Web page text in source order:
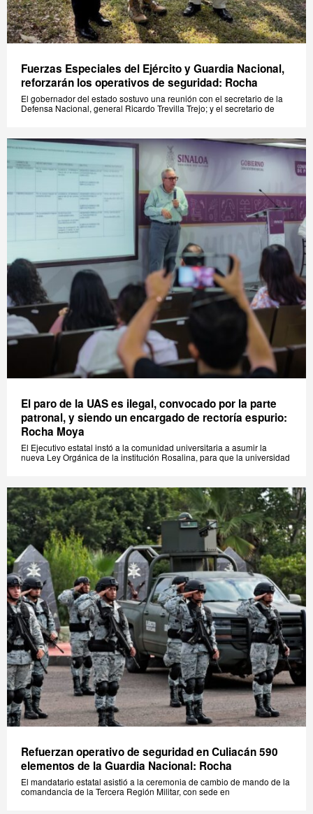
Fuerzas Especiales del Ejército y Guardia Nacional,
reforzarán los operativos de seguridad: Rocha
El gobernador del estado sostuvo una reunión con el secretario de la
Defensa Nacional, general Ricardo Trevilla Trejo; y el secretario de
El paro de la UAS es ilegal, convocado por la parte
patronal, y siendo un encargado de rectoría espurio:
Rocha Moya
El Ejecutivo estatal instó a la comunidad universitaria a asumir la
nueva Ley Orgánica de la institución Rosalina, para que la universidad
Refuerzan operativo de seguridad en Culiacán 590
elementos de la Guardia Nacional: Rocha
El mandatario estatal asistió a la ceremonia de cambio de mando de la
comandancia de la Tercera Región Militar, con sede en